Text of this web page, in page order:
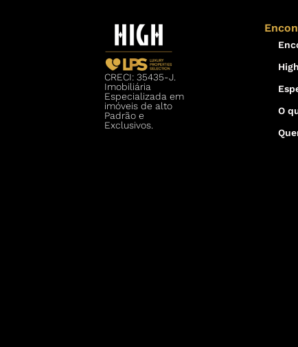
CRECI: 35435-J.
Imobiliária
Especializada em
imóveis de alto
Padrão e
Exclusivos.
O